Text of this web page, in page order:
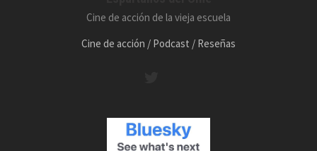
Cine de acción de la vieja escuela
Cine de acción / Podcast / Reseñas